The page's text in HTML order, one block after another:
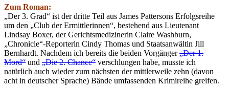
Zum Roman:
„Der 3. Grad“ ist der dritte Teil aus James Pattersons Erfolgsreihe
um den „Club der Ermittlerinnen“, bestehend aus Lieutenant
Lindsay Boxer, der Gerichtsmedizinerin Claire Washburn,
„Chronicle“-Reporterin Cindy Thomas und Staatsanwältin Jill
Bernhardt. Nachdem ich bereits die beiden Vorgänger„Der 1.
Mord“ und „Die 2. Chance“ verschlungen habe, musste ich
natürlich auch wieder zum nächsten der mittlerweile zehn (davon
acht in deutscher Sprache) Bände umfassenden Krimireihe greifen.